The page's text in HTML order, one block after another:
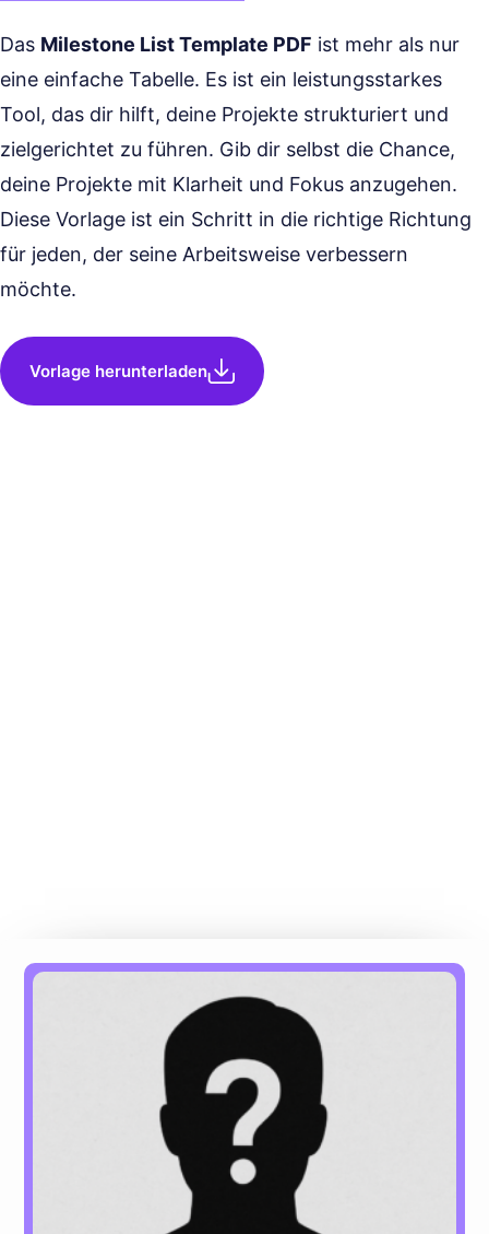
Das Milestone List Template PDF ist mehr als nur
eine einfache Tabelle. Es ist ein leistungsstarkes
Tool, das dir hilft, deine Projekte strukturiert und
zielgerichtet zu führen. Gib dir selbst die Chance,
deine Projekte mit Klarheit und Fokus anzugehen.
Diese Vorlage ist ein Schritt in die richtige Richtung
für jeden, der seine Arbeitsweise verbessern
möchte.
Vorlage herunterladen